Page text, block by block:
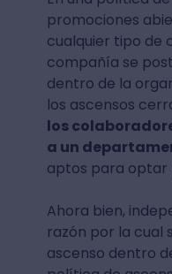
promociones
cualquier tipo de
compañía se
dentro de la
los ascensos
los
a un
aptos para optar
Ahora bien,
razón por la cual
ascenso dentro